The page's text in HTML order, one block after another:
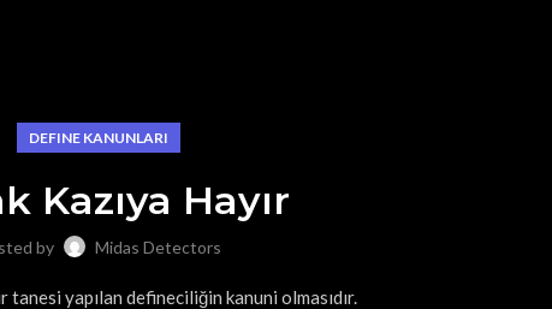
DEFINE KANUNLARI
Kazıya Hayır
by Midas Detectors
yapılan defineciliğin kanuni olmasıdır.